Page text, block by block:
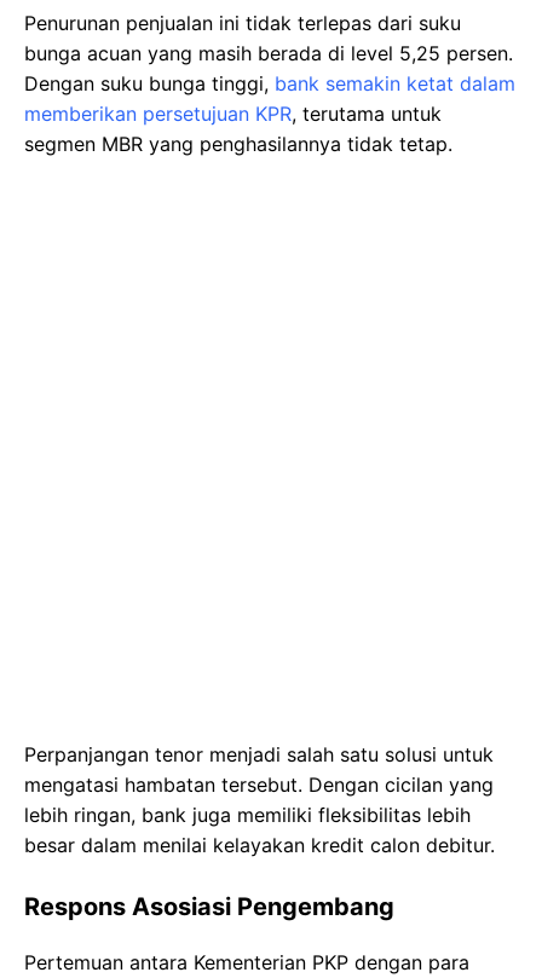
Penurunan penjualan ini tidak terlepas dari suku
bunga acuan yang masih berada di level 5,25 persen.
Dengan suku bunga tinggi, bank semakin ketat dalam
memberikan persetujuan KPR, terutama untuk
segmen MBR yang penghasilannya tidak tetap.
Perpanjangan tenor menjadi salah satu solusi untuk
mengatasi hambatan tersebut. Dengan cicilan yang
lebih ringan, bank juga memiliki fleksibilitas lebih
besar dalam menilai kelayakan kredit calon debitur.
Respons Asosiasi Pengembang
Pertemuan antara Kementerian PKP dengan para